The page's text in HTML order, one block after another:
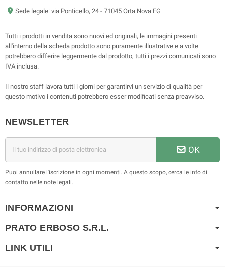
Sede legale: via Ponticello, 24 - 71045 Orta Nova FG
Tutti i prodotti in vendita sono nuovi ed originali, le immagini presenti
all'interno della scheda prodotto sono puramente illustrative e a volte
potrebbero differire leggermente dal prodotto, tutti i prezzi comunicati sono
IVA inclusa.
Il nostro staff lavora tutti i giorni per garantirvi un servizio di qualità per
questo motivo i contenuti potrebbero esser modificati senza preavviso.
NEWSLETTER
OK
Puoi annullare l'iscrizione in ogni momenti. A questo scopo, cerca le info di
contatto nelle note legali.
INFORMAZIONI
PRATO ERBOSO S.R.L.
LINK UTILI